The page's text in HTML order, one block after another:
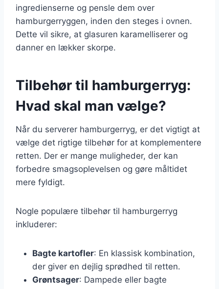
ingredienserne og pensle dem over
hamburgerryggen, inden den steges i ovnen.
Dette vil sikre, at glasuren karamelliserer og
danner en lækker skorpe.
Tilbehør til hamburgerryg:
Hvad skal man vælge?
Når du serverer hamburgerryg, er det vigtigt at
vælge det rigtige tilbehør for at komplementere
retten. Der er mange muligheder, der kan
forbedre smagsoplevelsen og gøre måltidet
mere fyldigt.
Nogle populære tilbehør til hamburgerryg
inkluderer:
Bagte kartofler: En klassisk kombination,
der giver en dejlig sprødhed til retten.
Grøntsager: Dampede eller bagte